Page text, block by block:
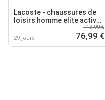
Lacoste - chaussures de
loisirs homme elite active
29 jours
119,99 €
76,99 €